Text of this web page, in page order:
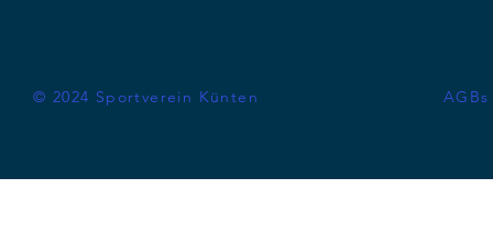
© 2024 Sportverein Künten AGBs